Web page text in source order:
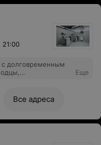
21:00
долговременным
сложным,
сразу видно с
Еще
Все адреса